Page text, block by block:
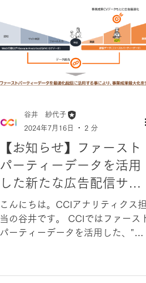
谷井 紗代子
2024年7月16日
2 分
【お知らせ】ファースト
パーティーデータを活用
した新たな広告配信サー
ビスをリリースしました
こんにちは。CCIアナリティクス担
当の谷井です。 CCIではファース
パーティーデータを活用した、"事